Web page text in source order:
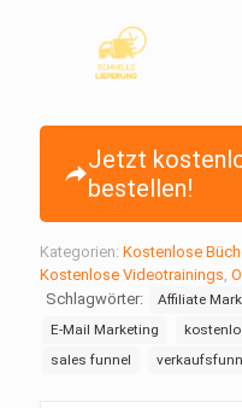
Jetzt
bestellen!
Kategorien: Kostenlose
Kostenlose Videotrainings,
Schlagwörter:
Affiliate
E-Mail Marketing
sales funnel